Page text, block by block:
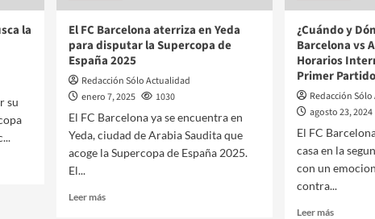
la
su
El FC Barcelona aterriza en Yeda
para disputar la Supercopa de
España 2025
Redacción Sólo Actualidad
enero 7, 2025
1030
El FC Barcelona ya se encuentra en
Yeda, ciudad de Arabia Saudita que
acoge la Supercopa de España 2025.
El...
Leer más
¿Cuándo y
Barcelona vs
Horarios
Primer
Redacción
agosto 23, 2024
El FC
casa en la
con un
contra...
Leer más